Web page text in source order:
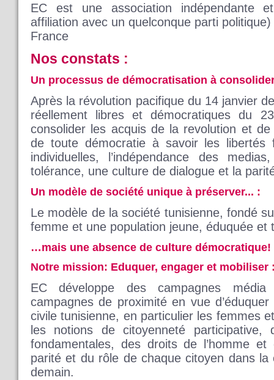
EC est une association indépendante
affiliation avec un quelconque parti
France
Nos constats :
Un processus de démocratisation à
Après la révolution pacifique du 14 janvier
réellement libres et démocratiques du
consolider les acquis de la revolution et
de toute démocratie à savoir les libertés
individuelles, l’indépendance des
tolérance, une culture de dialogue et la
Un modèle de société unique à préserver... :
Le modèle de la société tunisienne, fondé
femme et une population jeune, éduquée et
…mais une absence de culture démocratique!
Notre mission: Eduquer, engager et mobiliser
EC développe des campagnes
campagnes de proximité en vue
civile tunisienne, en particulier les femmes
les notions de citoyenneté participative,
fondamentales, des droits de l’homme
parité et du rôle de chaque citoyen dans
demain.